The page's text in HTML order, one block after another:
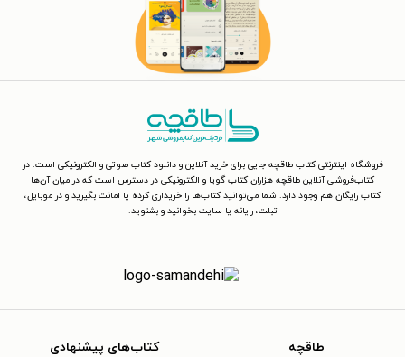
فروشگاه اینترنتی کتاب طاقچه جایی برای خرید آنلاین و دانلود کتاب صوتی و الکترونیکی است. در
کتاب‌فروشی آنلاین طاقچه هزاران کتاب گویا و الکترونیکی در دسترس است که در میان آن‌ها
کتاب رایگان هم وجود دارد. شما می‌توانید کتاب‌ها را خریداری کرده یا امانت بگیرید و در موبایل،
تبلت، رایانه یا سایت بخوانید و بشنوید.
طاقچه کتاب‌های پیشنهادی